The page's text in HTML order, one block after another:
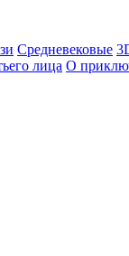
Средневековые
лица О